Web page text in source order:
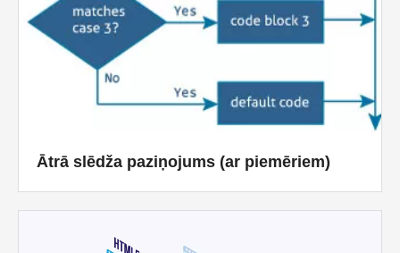
Ātrā slēdža paziņojums (ar piemēriem)